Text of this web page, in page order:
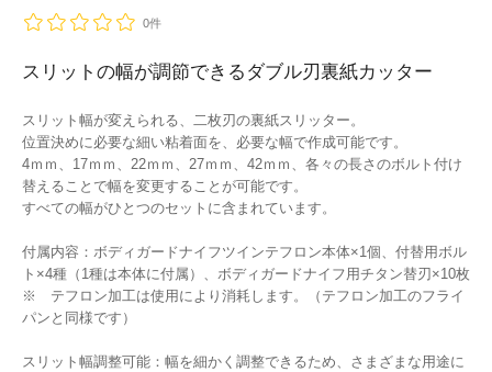
0件
スリットの幅が調節できるダブル刃裏紙カッター
スリット幅が変えられる、二枚刃の裏紙スリッター。
位置決めに必要な細い粘着面を、必要な幅で作成可能です。
4ｍｍ、17ｍｍ、22ｍｍ、27ｍｍ、42ｍｍ、各々の長さのボルト付け
替えることで幅を変更することが可能です。
すべての幅がひとつのセットに含まれています。
付属内容：ボディガードナイフツインテフロン本体×1個、付替用ボル
ト×4種（1種は本体に付属）、ボディガードナイフ用チタン替刃×10枚
※ テフロン加工は使用により消耗します。（テフロン加工のフライ
パンと同様です）
スリット幅調整可能：幅を細かく調整できるため、さまざまな用途に